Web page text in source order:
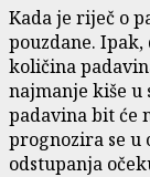
Kada je riječ o
pouzdane.
količina
najmanje kiše
padavina bit će
prognozira se u
odstupanja